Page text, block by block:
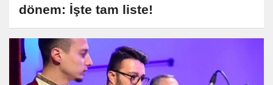
dönem: İşte tam liste!